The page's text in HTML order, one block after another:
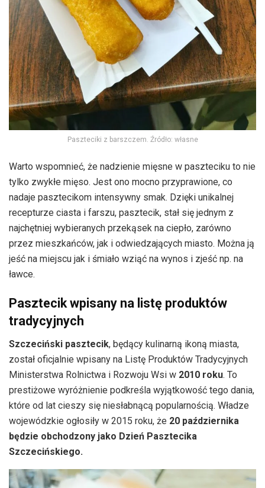
Paszteciki z barszczem. Źródło: własne
Warto wspomnieć, że nadzienie mięsne w paszteciku to nie
tylko zwykłe mięso. Jest ono mocno przyprawione, co
nadaje pasztecikom intensywny smak. Dzięki unikalnej
recepturze ciasta i farszu, pasztecik, stał się jednym z
najchętniej wybieranych przekąsek na ciepło, zarówno
przez mieszkańców, jak i odwiedzających miasto. Można ją
jeść na miejscu jak i śmiało wziąć na wynos i zjeść np. na
ławce.
Pasztecik wpisany na listę produktów
tradycyjnych
Szczeciński pasztecik, będący kulinarną ikoną miasta,
został oficjalnie wpisany na Listę Produktów Tradycyjnych
Ministerstwa Rolnictwa i Rozwoju Wsi w 2010 roku. To
prestiżowe wyróżnienie podkreśla wyjątkowość tego dania,
które od lat cieszy się niesłabnącą popularnością. Władze
wojewódzkie ogłosiły w 2015 roku, że 20 października
będzie obchodzony jako Dzień Pasztecika
Szczecińskiego.